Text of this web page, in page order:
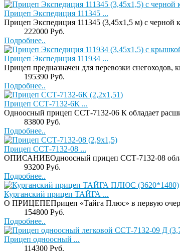
Прицеп Экспедиция 111345 ...
Прицеп Экспедиция 111345 (3,45х1,5 м) с черной
222000 Руб.
Подробнее..
Прицеп Экспедиция 111934 ...
Прицеп предназначен для перевозки
195390 Руб.
Подробнее..
Прицеп ССТ-7132-6К ...
Одноосный прицеп ССТ-7132-06 К обладает
83800 Руб.
Подробнее..
Прицеп ССТ-7132-08 ...
ОПИСАНИЕОдноосный прицеп ССТ-7132-08
93200 Руб.
Подробнее..
Курганский прицеп ТАЙГА ...
О ПРИЦЕПЕПрицеп «Тайга Плюс» в первую
154800 Руб.
Подробнее..
Прицеп одноосный ...
114300 Руб.